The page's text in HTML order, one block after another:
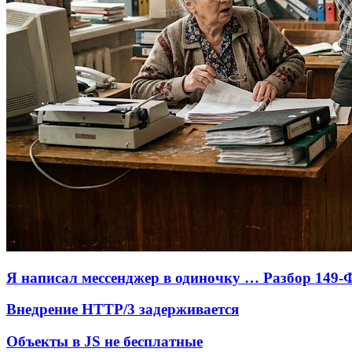
Я написал мессенджер в одиночку … Разбор 149-
Внедрение HTTP/3 задерживается
Объекты в JS не бесплатные